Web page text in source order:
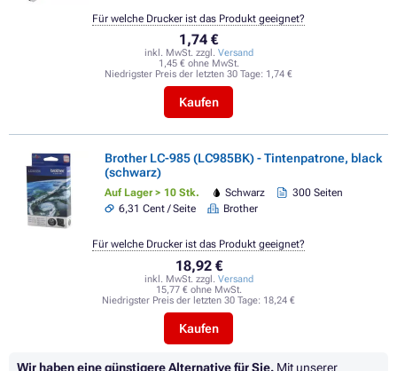
1,74 €
inkl. MwSt. zzgl. Versand
1,45 € ohne MwSt.
Niedrigster Preis der letzten 30 Tage: 1,74 €
Kaufen
Für welche Drucker ist das Produkt geeignet?
Brother LC-985 (LC985BK) - Tintenpatrone, black
(schwarz)
Auf Lager > 10 Stk. Schwarz
300 Seiten
6,31 Cent / Seite
Brother
18,92 €
inkl. MwSt. zzgl. Versand
15,77 € ohne MwSt.
Niedrigster Preis der letzten 30 Tage: 18,24 €
Kaufen
Für welche Drucker ist das Produkt geeignet?
Wir haben eine günstigere Alternative für Sie. Mit unserer